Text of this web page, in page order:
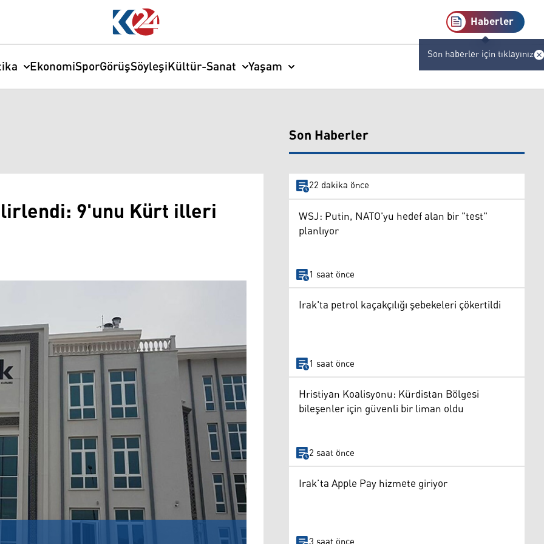
Haberler
Son haberler için tıklayınız
EkonomiSporGörüşSöyleşiKültür-Sanat Yaşam
9'unu Kürt illeri
Son Haberler
22 dakika önce
WSJ: Putin, NATO'yu hedef alan bir "test"
planlıyor
1 saat önce
Irak'ta petrol kaçakçılığı şebekeleri çökertildi
1 saat önce
Hristiyan Koalisyonu: Kürdistan Bölgesi
bileşenler için güvenli bir liman oldu
2 saat önce
Irak’ta Apple Pay hizmete giriyor